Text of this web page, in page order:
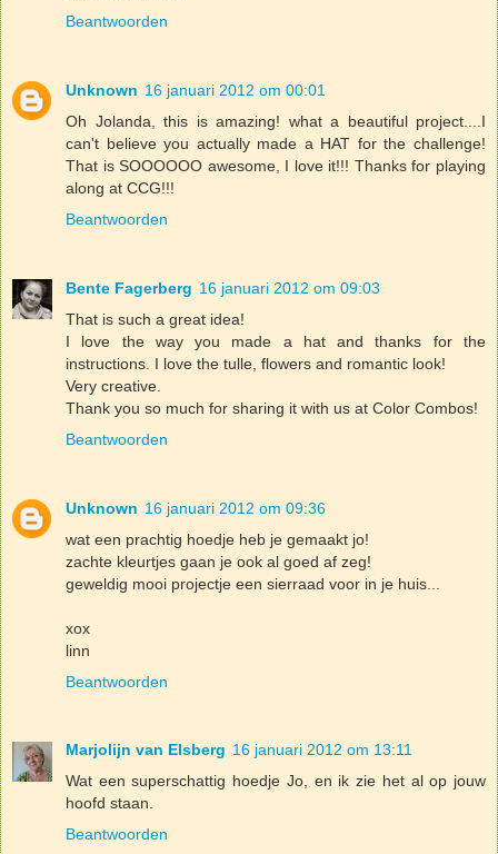
Beantwoorden
Unknown 16 januari 2012 om 00:01
Oh Jolanda, this is amazing! what a beautiful project....I
can't believe you actually made a HAT for the challenge!
That is SOOOOOO awesome, I love it!!! Thanks for playing
along at CCG!!!
Beantwoorden
Bente Fagerberg 16 januari 2012 om 09:03
That is such a great idea!
I love the way you made a hat and thanks for the
instructions. I love the tulle, flowers and romantic look!
Very creative.
Thank you so much for sharing it with us at Color Combos!
Beantwoorden
Unknown 16 januari 2012 om 09:36
wat een prachtig hoedje heb je gemaakt jo!
zachte kleurtjes gaan je ook al goed af zeg!
geweldig mooi projectje een sierraad voor in je huis...
xox
linn
Beantwoorden
Marjolijn van Elsberg 16 januari 2012 om 13:11
Wat een superschattig hoedje Jo, en ik zie het al op jouw
hoofd staan.
Beantwoorden